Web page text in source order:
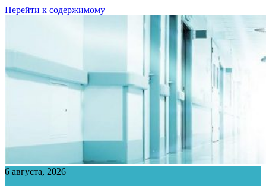
Перейти к содержимому
6 августа, 2026